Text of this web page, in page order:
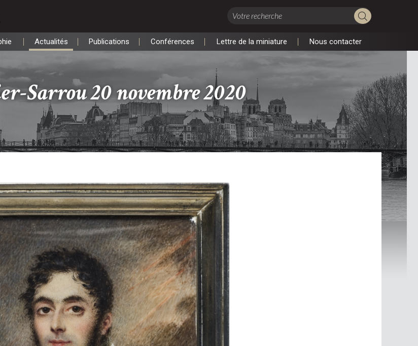
Actualités
Actualités Publications
Publications Conférences
Conférences Lettre de la miniature
Lettre de la miniature Nous contacter
Nous contacter
Sarrou 20 novembre 2020